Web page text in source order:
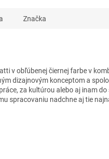
Značka
v obľúbenej čiernej farbe v
dizajnovým konceptom a
za kultúrou alebo aj inam
spracovaniu nadchne aj tie